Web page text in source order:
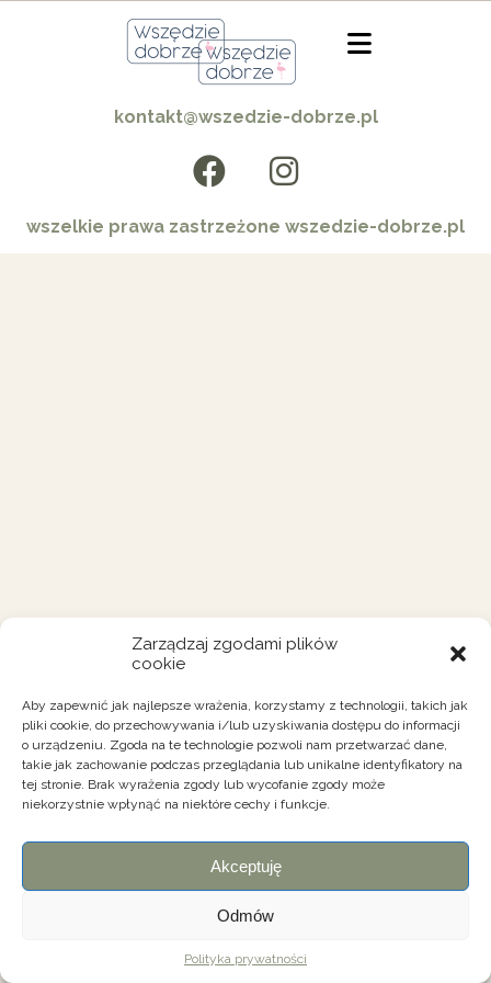
Zarządzaj zgodami plików
cookie
Aby zapewnić jak najlepsze wrażenia, korzystamy z technologii, takich jak
pliki cookie, do przechowywania i/lub uzyskiwania dostępu do informacji
o urządzeniu. Zgoda na te technologie pozwoli nam przetwarzać dane,
takie jak zachowanie podczas przeglądania lub unikalne identyfikatory na
tej stronie. Brak wyrażenia zgody lub wycofanie zgody może
niekorzystnie wpłynąć na niektóre cechy i funkcje.
Akceptuję
Odmów
Polityka prywatności
kontakt@wszedzie-dobrze.pl
wszelkie prawa zastrzeżone wszedzie-dobrze.pl